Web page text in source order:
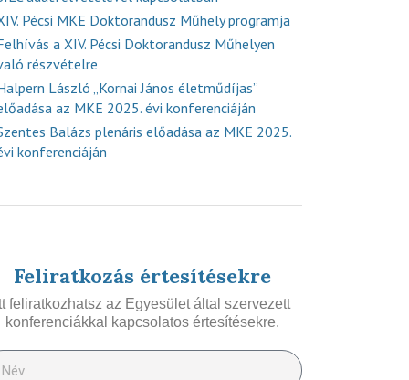
Pécsi MKE Doktorandusz Műhely programja
a XIV. Pécsi Doktorandusz Műhelyen
részvételre
László „Kornai János életműdíjas”
az MKE 2025. évi konferenciáján
Balázs plenáris előadása az MKE 2025.
konferenciáján
Feliratkozás értesítésekre
feliratkozhatsz az Egyesület által szervezett
konferenciákkal kapcsolatos értesítésekre.